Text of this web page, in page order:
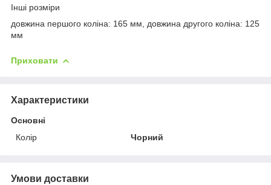
Інші розміри
довжина першого коліна: 165 мм, довжина другого коліна: 125
мм
Приховати
Характеристики
Основні
Колір
Чорний
Умови доставки